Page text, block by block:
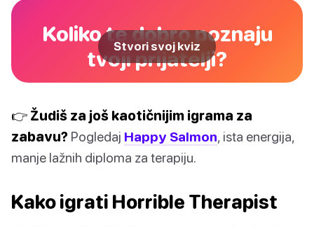
Koliko te dobro poznaju
tvoji prijatelji?
Stvori svoj kviz
👉 Žudiš za još kaotičnijim igrama za
zabavu? Pogledaj Happy Salmon, ista energija,
manje lažnih diploma za terapiju.
Kako igrati Horrible Therapist